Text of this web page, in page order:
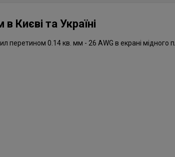
Києві та Україні
0.14 кв. мм - 26 AWG в екрані мідного